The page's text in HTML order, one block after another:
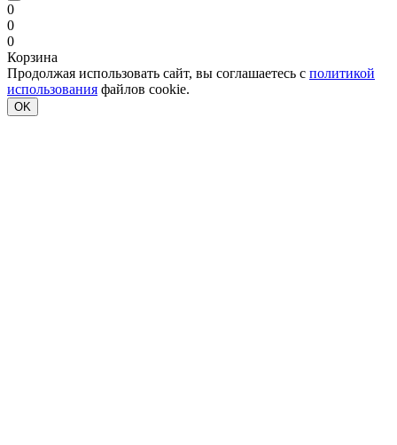
0
0
0
Корзина
Продолжая использовать сайт, вы соглашаетесь с политикой
использования файлов cookie.
OK